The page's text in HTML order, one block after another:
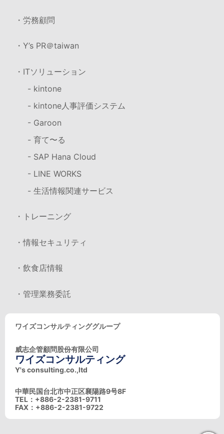
・労務顧問
・Y’s PR＠taiwan
・ITソリューション
- kintone
- kintone人事評価システム
- Garoon
- 育て〜る
- SAP Hana Cloud
- LINE WORKS
- 生活情報関連サービス
・トレーニング
・情報セキュリティ
・飲食店情報
・管理業務委託
ワイズコンサルティンググループ
威志企管顧問股份有限公司
ワイズコンサルティング
Y's consulting.co.,ltd
中華民国台北市中正区襄陽路9号8F
TEL：+886-2-2381-9711
FAX：+886-2-2381-9722